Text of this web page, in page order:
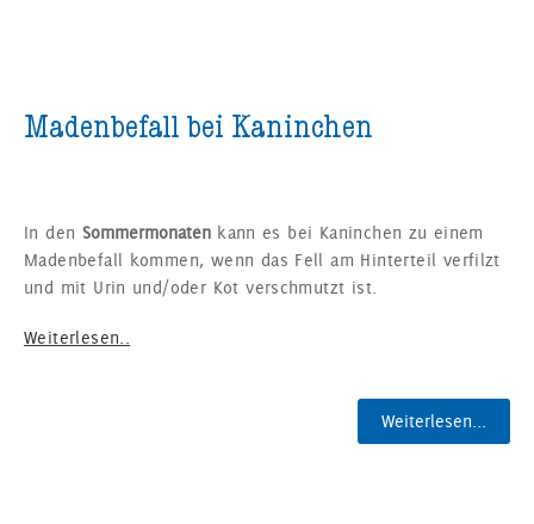
Madenbefall bei Kaninchen
In den Sommermonatenkann es bei Kaninchen zu einem
Madenbefall kommen, wenn das Fell am Hinterteil verfilzt
und mit Urin und/oder Kot verschmutzt ist.
Weiterlesen..
Weiterlesen...